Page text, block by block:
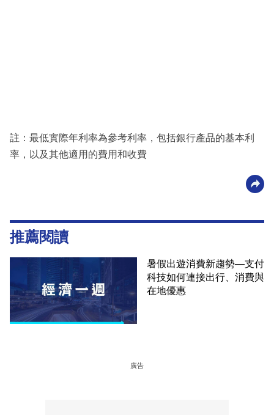
註：最低實際年利率為參考利率，包括銀行產品的基本利
率，以及其他適用的費用和收費
推薦閱讀
暑假出遊消費新趨勢—支付
科技如何連接出行、消費與
在地優惠
廣告